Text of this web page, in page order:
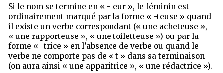
Si le nom se termine en « -teur », le féminin est
ordinairement marqué par la forme « -teuse » quand
il existe un verbe correspondant (« une acheteuse »,
« une rapporteuse », « une toiletteuse ») ou par la
forme « -trice » en l’absence de verbe ou quand le
verbe ne comporte pas de « t » dans sa terminaison
(on aura ainsi « une apparitrice », « une rédactrice »).